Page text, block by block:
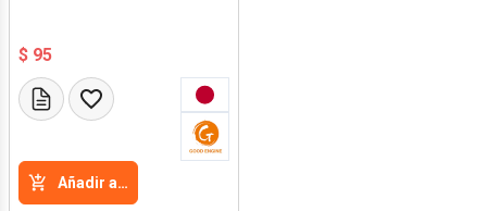
$ 95
Añadir a la cesta